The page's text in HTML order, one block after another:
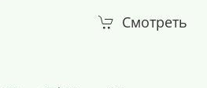
Смотреть